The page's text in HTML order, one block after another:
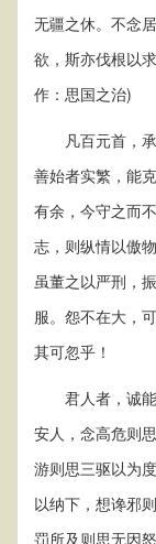
无疆之休。不念
欲，斯亦伐根以
作：思国之治)
凡百元首，承
善始者实繁，能
有余，今守之而
志，则纵情以傲
虽董之以严刑，
服。怨不在大，
其可忽乎！
君人者，诚能
安人，念高危则
游则思三驱以为
以纳下，想谗邪
罚所及则思无因